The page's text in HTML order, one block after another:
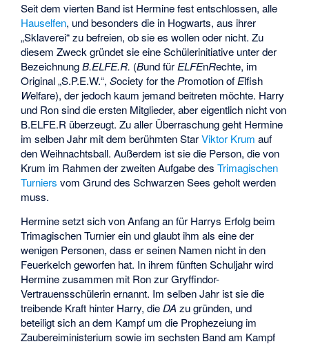
Seit dem vierten Band ist Hermine fest entschlossen, alle
Hauselfen, und besonders die in Hogwarts, aus ihrer
„Sklaverei“ zu befreien, ob sie es wollen oder nicht. Zu
diesem Zweck gründet sie eine Schülerinitiative unter der
BezeichnungB.ELFE.R. (Bund für ELFEnRechte, im
Original „S.P.E.W.“,Society for the Promotion of Elfish
Welfare), der jedoch kaum jemand beitreten möchte. Harry
und Ron sind die ersten Mitglieder, aber eigentlich nicht von
B.ELFE.R überzeugt. Zu aller Überraschung geht Hermine
im selben Jahr mit dem berühmten StarViktor Krum auf
den Weihnachtsball. Außerdem ist sie die Person, die von
Krum im Rahmen der zweiten Aufgabe desTrimagischen
Turniers vom Grund des Schwarzen Sees geholt werden
muss.
Hermine setzt sich von Anfang an für Harrys Erfolg beim
Trimagischen Turnier ein und glaubt ihm als eine der
wenigen Personen, dass er seinen Namen nicht in den
Feuerkelch geworfen hat. In ihrem fünften Schuljahr wird
Hermine zusammen mit Ron zur Gryffindor-
Vertrauensschülerin ernannt. Im selben Jahr ist sie die
treibende Kraft hinter Harry, dieDA zu gründen, und
beteiligt sich an dem Kampf um die Prophezeiung im
Zaubereiministerium sowie im sechsten Band am Kampf